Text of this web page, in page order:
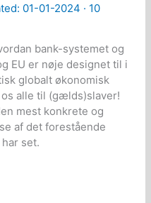
01-01-2024 · 10
bank-systemet og
EU er nøje designet til i
globalt økonomisk
alle til (gælds)slaver!
mest konkrete og
af det forestående
set.